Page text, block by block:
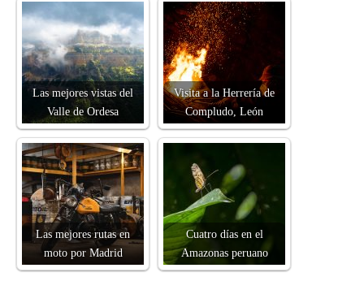
Las mejores vistas del
Valle de Ordesa
Visita a la Herrería de
Compludo, León
Las mejores rutas en
moto por Madrid
Cuatro días en el
Amazonas peruano